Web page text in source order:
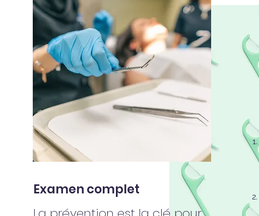
Examen complet